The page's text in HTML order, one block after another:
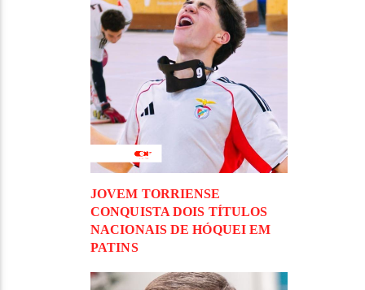
JOVEM TORRIENSE
CONQUISTA DOIS TÍTULOS
NACIONAIS DE HÓQUEI EM
PATINS